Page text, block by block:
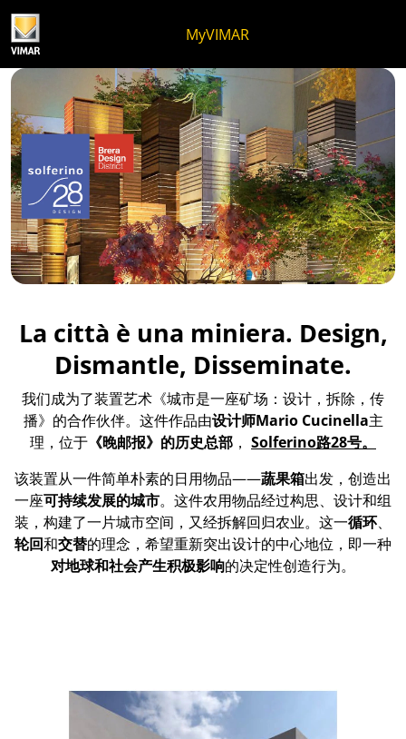
MyVIMAR
La Città Miniera – Via
La città è una miniera. Design,
Dismantle, Disseminate.
我们成为了装置艺术《城市是一座矿场：设计，拆除，传
播》的合作伙伴。这件作品由设计师Mario Cucinella主
理，位于 《晚邮报》的历史总部 ， Solferino路28号。
该装置从一件简单朴素的日用物品——蔬果箱出发，创造出
一座可持续发展的城市。这件农用物品经过构思、设计和组
装，构建了一片城市空间，又经拆解回归农业。这一循环、
轮回和交替的理念，希望重新突出设计的中心地位，即一种
对地球和社会产生积极影响的决定性创造行为。